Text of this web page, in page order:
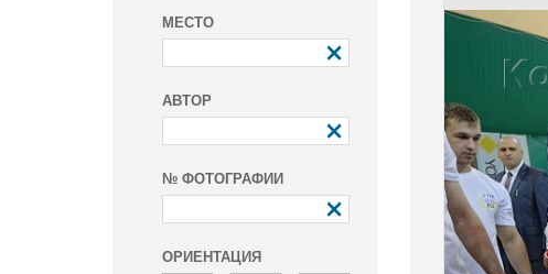
МЕСТО
АВТОР
№ ФОТОГРАФИИ
ОРИЕНТАЦИЯ